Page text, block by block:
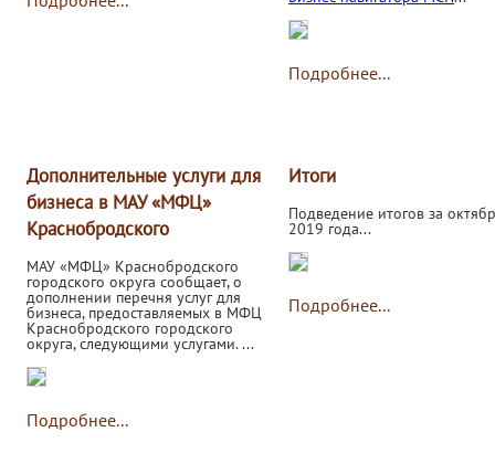
Подробнее...
Дополнительные услуги для
бизнеса в МАУ «МФЦ»
Краснобродского
МАУ «МФЦ» Краснобродского
городского округа сообщает, о
дополнении перечня услуг для
бизнеса, предоставляемых в МФЦ
Краснобродского городского
округа, следующими услугами. ...
Подробнее...
Итоги
Подведение итогов за
2019 года...
Подробнее...